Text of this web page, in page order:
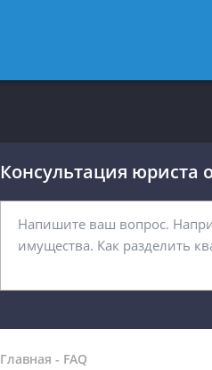
8
Консультация юриста
Главная - FAQ